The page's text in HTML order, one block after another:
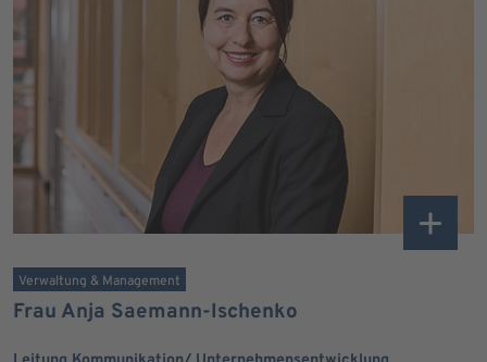
Verwaltung & Management
Frau Anja Saemann-Ischenko